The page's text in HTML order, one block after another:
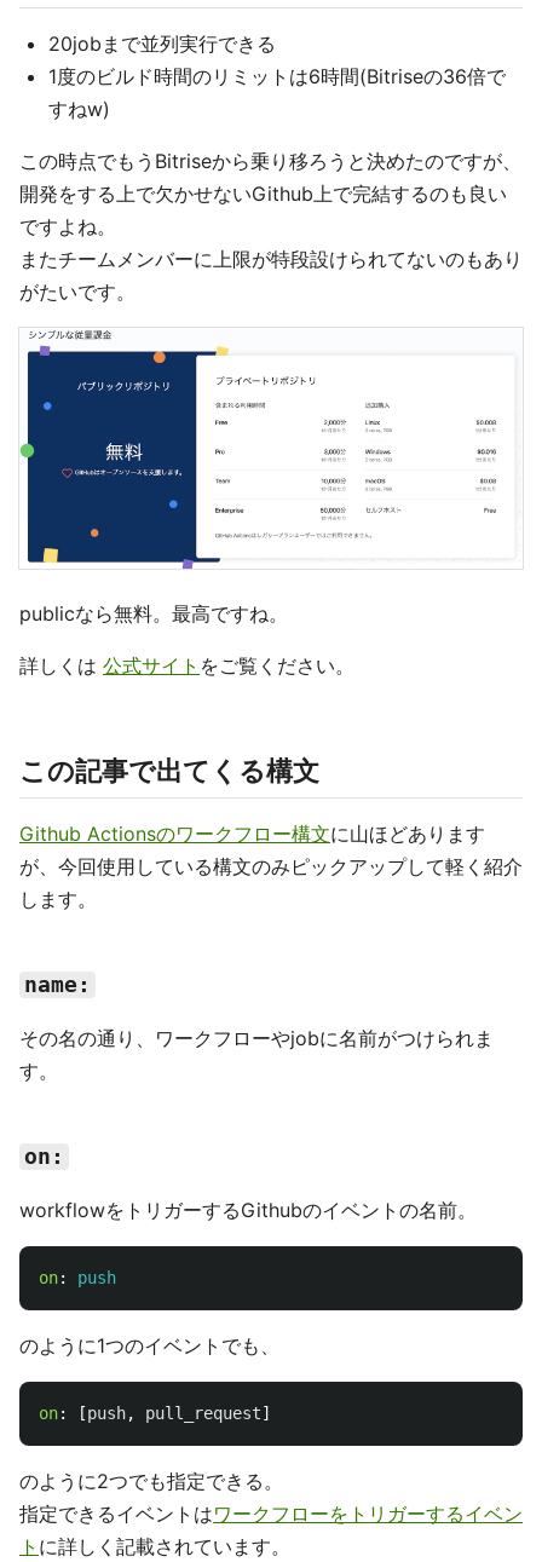
20jobまで並列実行できる
1度のビルド時間のリミットは6時間(Bitriseの36倍で
すねw)
この時点でもうBitriseから乗り移ろうと決めたのですが、
開発をする上で欠かせないGithub上で完結するのも良い
ですよね。
またチームメンバーに上限が特段設けられてないのもあり
がたいです。
publicなら無料。最高ですね。
詳しくは 公式サイト をご覧ください。
この記事で出てくる構文
Github Actionsのワークフロー構文に山ほどあります
が、今回使用している構文のみピックアップして軽く紹介
します。
name:
その名の通り、ワークフローやjobに名前がつけられま
す。
on:
workflowをトリガーするGithubのイベントの名前。
on: push
のように1つのイベントでも、
on: [push, pull_request]
のように2つでも指定できる。
指定できるイベントはワークフローをトリガーするイベン
ト に詳しく記載されています。